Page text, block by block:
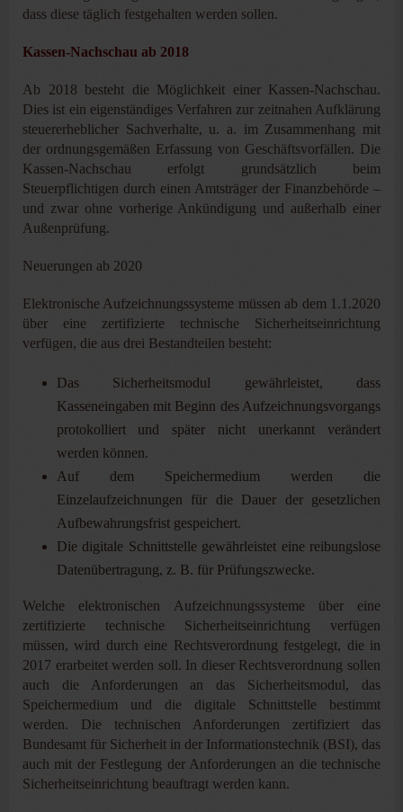
dass diese täglich festgehalten werden sollen.
Kassen-Nachschau ab 2018
Ab 2018 besteht die Möglichkeit einer Kassen-Nachschau.
Dies ist ein eigenständiges Verfahren zur zeitnahen Aufklärung
steuererheblicher Sachverhalte, u. a. im Zusammenhang mit
der ordnungsgemäßen Erfassung von Geschäftsvorfällen. Die
Kassen-Nachschau erfolgt grundsätzlich beim
Steuerpflichtigen durch einen Amtsträger der Finanzbehörde –
und zwar ohne vorherige Ankündigung und außerhalb einer
Außenprüfung.
Neuerungen ab 2020
Elektronische Aufzeichnungssysteme müssen ab dem 1.1.2020
über eine zertifizierte technische Sicherheitseinrichtung
verfügen, die aus drei Bestandteilen besteht:
Das Sicherheitsmodul gewährleistet, dass
Kasseneingaben mit Beginn des Aufzeichnungsvorgangs
protokolliert und später nicht unerkannt verändert
werden können.
Auf dem Speichermedium werden die
Einzelaufzeichnungen für die Dauer der gesetzlichen
Aufbewahrungsfrist gespeichert.
Die digitale Schnittstelle gewährleistet eine reibungslose
Datenübertragung, z. B. für Prüfungszwecke.
Welche elektronischen Aufzeichnungssysteme über eine
zertifizierte technische Sicherheitseinrichtung verfügen
müssen, wird durch eine Rechtsverordnung festgelegt, die in
2017 erarbeitet werden soll. In dieser Rechtsverordnung sollen
auch die Anforderungen an das Sicherheitsmodul, das
Speichermedium und die digitale Schnittstelle bestimmt
werden. Die technischen Anforderungen zertifiziert das
Bundesamt für Sicherheit in der Informationstechnik (BSI), das
auch mit der Festlegung der Anforderungen an die technische
Sicherheitseinrichtung beauftragt werden kann.